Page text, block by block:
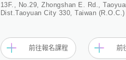
13F., No.29, Zhongshan E. Rd.,
Dist.Taoyuan City 330, Taiwan (R.O.C.)
前往報名課程 前